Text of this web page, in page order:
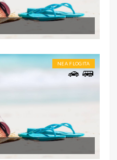
NEA FLOGITA